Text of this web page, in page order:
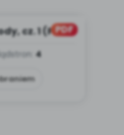
PDF
cz. 1 (PD)
stron: 4